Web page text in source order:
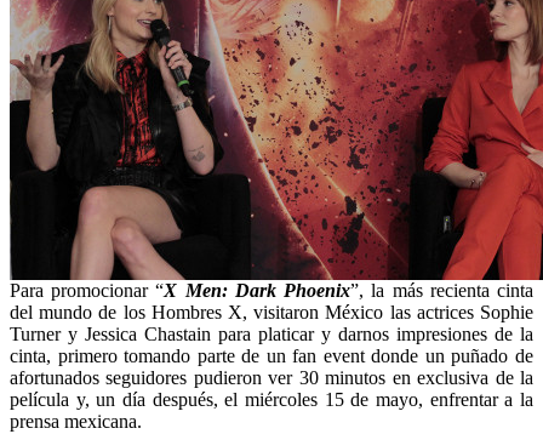
Para promocionar “X Men: Dark Phoenix”, la más recienta cinta
del mundo de los Hombres X, visitaron México las actrices Sophie
Turner y Jessica Chastain para platicar y darnos impresiones de la
cinta, primero tomando parte de un fan event donde un puñado de
afortunados seguidores pudieron ver 30 minutos en exclusiva de la
película y, un día después, el miércoles 15 de mayo, enfrentar a la
prensa mexicana.